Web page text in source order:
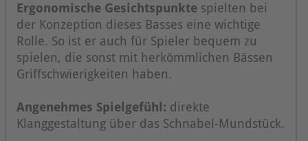
Ergonomische Gesichtspunkte spielten bei
der Konzeption dieses Basses eine wichtige
Rolle. So ist er auch für Spieler bequem zu
spielen, die sonst mit herkömmlichen Bässen
Griffschwierigkeiten haben.
Angenehmes Spielgefühl: direkte
Klanggestaltung über das Schnabel-Mundstück.